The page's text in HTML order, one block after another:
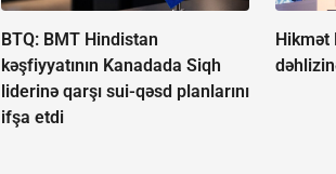
BTQ: BMT Hindistan
kəşfiyyatının Kanadada Siqh
liderinə qarşı sui-qəsd planlarını
ifşa etdi
Hikmət